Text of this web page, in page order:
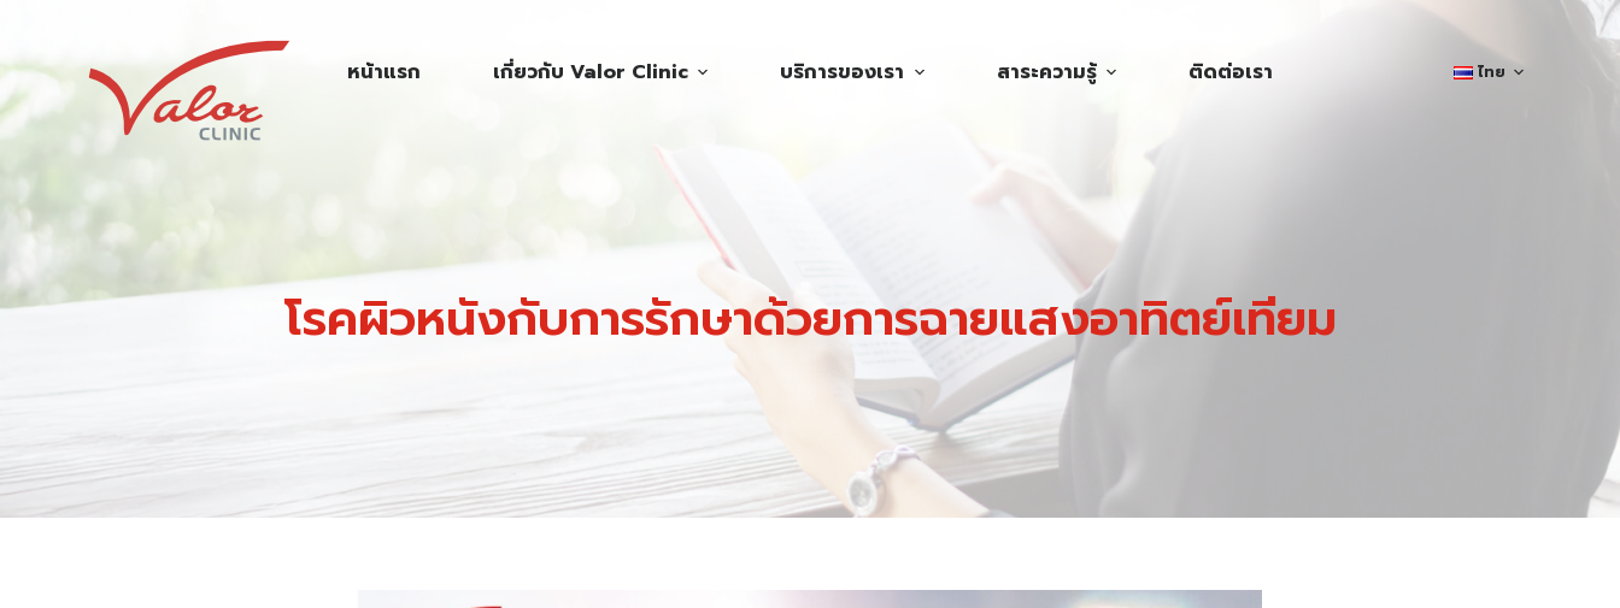
k
i
p
c
n
t
หน้าแรก เกี่ยวกับ Valor Clinic บริการของเรา สาระความรู้ ติดต่อเรา ไทย
โรคผิวหนังกับการรักษาด้วยการฉายแสงอาทิตย์เทียม